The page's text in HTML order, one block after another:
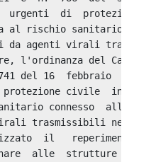
urgenti  di  protezione
al rischio sanitario
da agenti virali
l'ordinanza del Capo
del 16  febbraio
civile  in
connesso
trasmissibili nella
il   reperimento
alle  strutture